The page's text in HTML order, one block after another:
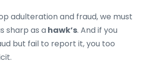
adulteration and fraud, we must
sharp as a hawk’s. And if you
but fail to report it, you too